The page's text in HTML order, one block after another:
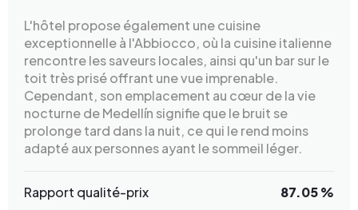
L'hôtel propose également une cuisine
exceptionnelle à l'Abbiocco, où la cuisine italienne
rencontre les saveurs locales, ainsi qu'un bar sur le
toit très prisé offrant une vue imprenable.
Cependant, son emplacement au cœur de la vie
nocturne de Medellín signifie que le bruit se
prolonge tard dans la nuit, ce qui le rend moins
adapté aux personnes ayant le sommeil léger.
Rapport qualité-prix 87.05 %